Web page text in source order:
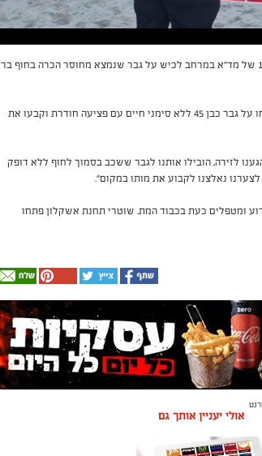
בשעה 07:18 התקבל דיווח במוקד 101 של מד"א במרחב לכיש על גבר שנמצא מחוסר הכרה בחוף בר
חובשים ופראמדיקים של מד"א דיווחו על גבר כבן 45 ללא סימני חיים עם פציעה חודרת וקבעו את
לזירה, הובילו אותנו לגבר ששכב בסמוך לחוף ללא דופק
נאלצנו לקבוע את מותו במקום".
ומטפלים כעת בכבוד המת. שוטרי תחנת אשקלון פתחו
אולי יעניין אותך גם